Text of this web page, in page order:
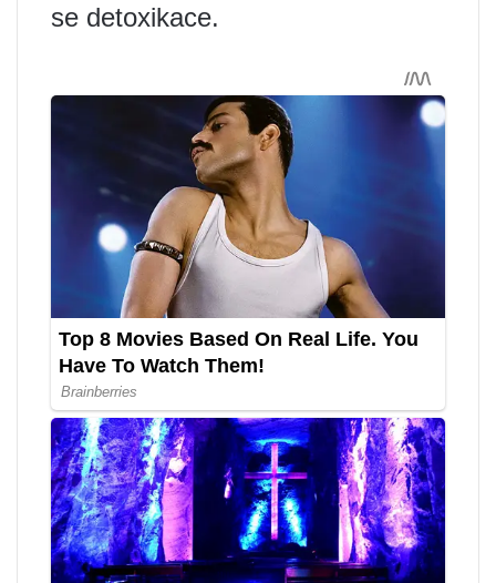
se detoxikace.